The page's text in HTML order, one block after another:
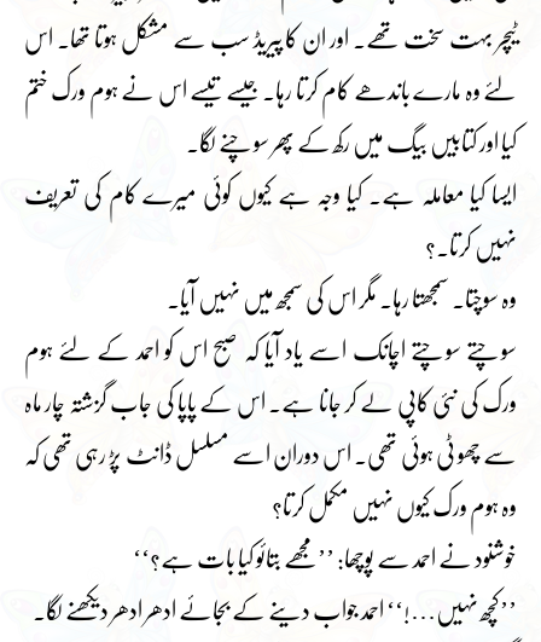
ٹیچر بہت سخت تھے۔ اور ان کا پیریڈ سب سے مشکل ہوتا تھا۔ اس
لئے وہ مارے باندھے کام کرتا رہا۔ جیسے تیسے اس نے ہوم ورک ختم
کیا اور کتابیں بیگ میں رکھ کے پھر سوچنے لگا۔
ایسا کیا معاملہ ہے۔ کیا وجہ ہے کیوں کوئی میرے کام کی تعریف
نہیں کرتا۔؟
وہ سوچتا۔ سمجھتا رہا۔ مگر اس کی سمجھ میں نہیں آیا۔
سوچتے سوچتے اچانک اسے یاد آیا کہ صبح اس کو احمد کے لئے ہوم
ورک کی نئی کاپی لے کر جانا ہے۔ اس کے پاپا کی جاب گزشتہ چار ماہ
سے چھو ٹی ہوئی تھی۔ اس دوران اسے مسلسل ڈانٹ پڑ رہی تھی کہ
وہ ہوم ورک کیوں نہیں مکمل کرتا؟
خوشنود نے احمد سے پوچھا: ’’مجھے بتائو کیا بات ہے؟‘‘
’’کچھ نہیں…!‘‘ احمد جواب دینے کے بجائے ادھر ادھر دیکھنے لگا۔